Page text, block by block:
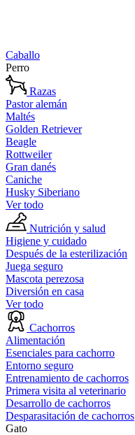
Caballo
Perro
Razas
Pastor alemán
Maltés
Golden Retriever
Beagle
Rottweiler
Gran danés
Caniche
Husky Siberiano
Ver todo
Nutrición y salud
Higiene y cuidado
Después de la esterilización
Juega seguro
Mascota perezosa
Diversión en casa
Ver todo
Cachorros
Alimentación
Esenciales para cachorro
Entorno seguro
Entrenamiento de cachorros
Primera visita al veterinario
Desarrollo de cachorros
Desparasitación de cachorros
Gato